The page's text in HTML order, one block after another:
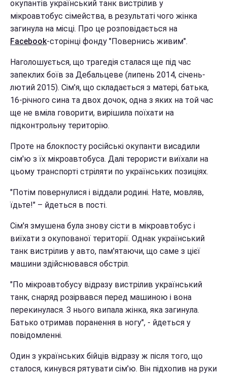
окупантів український танк вистрілив у
мікроавтобус сімейства, в результаті чого жінка
загинула на місці. Про це розповідається на
Facebook-сторінці фонду "Повернись живим".
Наголошується, що трагедія сталася ще під час
запеклих боїв за Дебальцеве (липень 2014, січень-
лютий 2015). Сім'я, що складається з матері, батька,
16-річного сина та двох дочок, одна з яких на той час
ще не вміла говорити, вирішила поїхати на
підконтрольну територію.
Проте на блокпосту російські окупанти висадили
сім'ю з їх мікроавтобуса. Далі терористи виїхали на
цьому транспорті стріляти по українських позиціях.
"Потім повернулися і віддали родині. Нате, мовляв,
їдьте!" – йдеться в пості.
Сім'я змушена була знову сісти в мікроавтобус і
виїхати з окупованої території. Однак український
танк вистрілив у авто, пам'ятаючи, що саме з цієї
машини здійснювався обстріл.
"По мікроавтобусу відразу вистрілив український
танк, снаряд розірвався перед машиною і вона
перекинулася. З нього випала жінка, яка загинула.
Батько отримав поранення в ногу", - йдеться у
повідомленні.
Один з українських бійців відразу ж після того, що
сталося, кинувся рятувати сім'ю. Він підхопив на руки